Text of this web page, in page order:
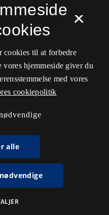
×
cookies til at forbedre
vores hjemmeside giver du
med vores
cookiepolitik
alle